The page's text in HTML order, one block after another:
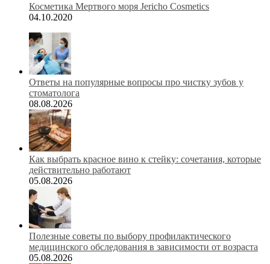
Косметика Мертвого моря Jericho Cosmetics
04.10.2020
Ответы на популярные вопросы про чистку зубов у
стоматолога
08.08.2026
Как выбрать красное вино к стейку: сочетания, которые
действительно работают
05.08.2026
Полезные советы по выбору профилактического
медицинского обследования в зависимости от возраста
05.08.2026